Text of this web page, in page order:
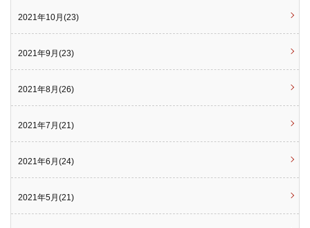
2021年10月(23)
2021年9月(23)
2021年8月(26)
2021年7月(21)
2021年6月(24)
2021年5月(21)